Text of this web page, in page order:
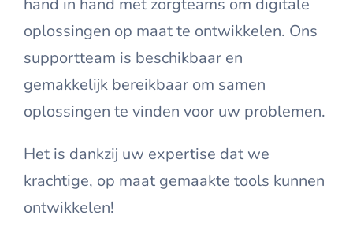
oplossingen op maat te ontwikkelen. Ons
supportteam is beschikbaar en
gemakkelijk bereikbaar om samen
oplossingen te vinden voor uw problemen.
Het is dankzij uw expertise dat we
krachtige, op maat gemaakte tools kunnen
ontwikkelen!